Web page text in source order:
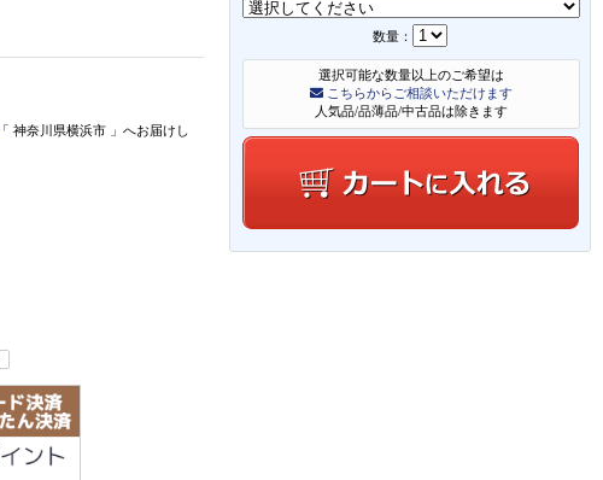
数量：
選択可能な数量以上のご希望は
こちらからご相談いただけます
人気品/品薄品/中古品は除きます
「 神奈川県横浜市 」 へお届けし